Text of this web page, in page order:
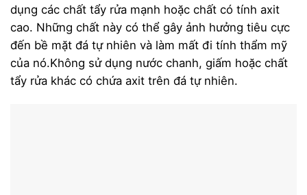
dụng các chất tẩy rửa mạnh hoặc chất có tính axit
cao. Những chất này có thể gây ảnh hưởng tiêu cực
đến bề mặt đá tự nhiên và làm mất đi tính thẩm mỹ
của nó.Không sử dụng nước chanh, giấm hoặc chất
tẩy rửa khác có chứa axit trên đá tự nhiên.